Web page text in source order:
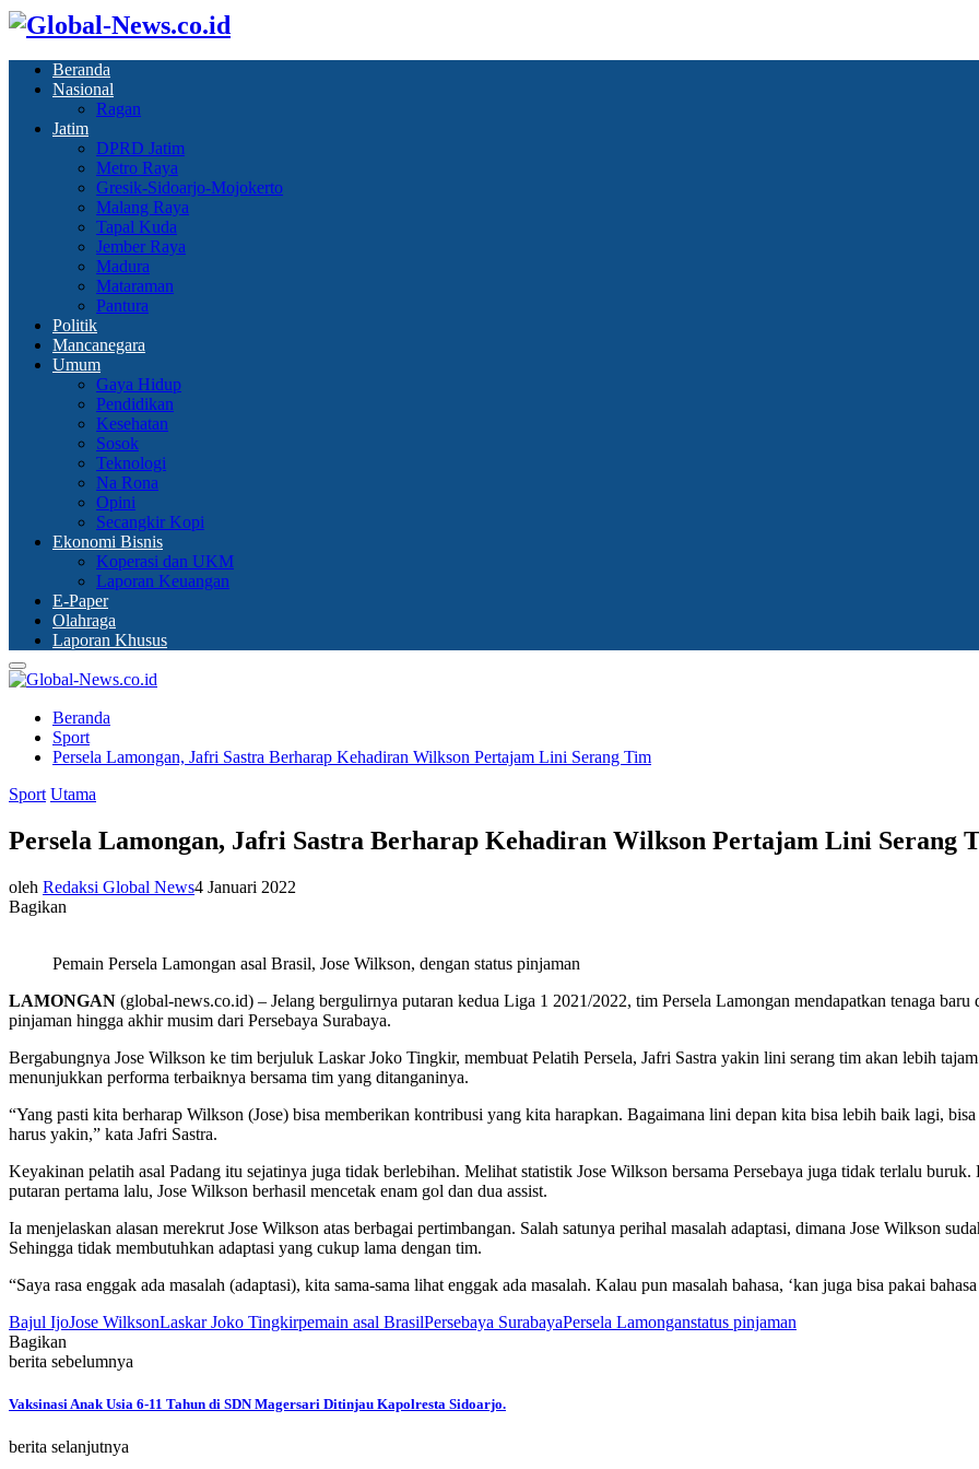
Beranda
Nasional
Ragan
Jatim
DPRD Jatim
Metro Raya
Gresik-Sidoarjo-Mojokerto
Malang Raya
Tapal Kuda
Jember Raya
Madura
Mataraman
Pantura
Politik
Mancanegara
Umum
Gaya Hidup
Pendidikan
Kesehatan
Sosok
Teknologi
Na Rona
Opini
Secangkir Kopi
Ekonomi Bisnis
Koperasi dan UKM
Laporan Keuangan
E-Paper
Olahraga
Laporan Khusus
Primary
Menu
Beranda
Sport
Persela Lamongan, Jafri Sastra Berharap Kehadiran Wilkson Pertajam Lini Serang Tim
Sport Utama
Persela Lamongan, Jafri Sastra Berharap Kehadiran Wilkson Pertajam Lini Serang
oleh Redaksi Global News4 Januari 2022
Bagikan
Pemain Persela Lamongan asal Brasil, Jose Wilkson, dengan status pinjaman
LAMONGAN (global-news.co.id) – Jelang bergulirnya putaran kedua Liga 1 2021/2022, tim Persela Lamongan mendapatkan tenaga
pinjaman hingga akhir musim dari Persebaya Surabaya.
Bergabungnya Jose Wilkson ke tim berjuluk Laskar Joko Tingkir, membuat Pelatih Persela, Jafri Sastra yakin lini serang tim akan lebih
menunjukkan performa terbaiknya bersama tim yang ditanganinya.
“Yang pasti kita berharap Wilkson (Jose) bisa memberikan kontribusi yang kita harapkan. Bagaimana lini depan kita bisa lebih baik lagi,
harus yakin,” kata Jafri Sastra.
Keyakinan pelatih asal Padang itu sejatinya juga tidak berlebihan. Melihat statistik Jose Wilkson bersama Persebaya juga tidak terlalu
putaran pertama lalu, Jose Wilkson berhasil mencetak enam gol dan dua assist.
Ia menjelaskan alasan merekrut Jose Wilkson atas berbagai pertimbangan. Salah satunya perihal masalah adaptasi, dimana Jose Wilkson
Sehingga tidak membutuhkan adaptasi yang cukup lama dengan tim.
“Saya rasa enggak ada masalah (adaptasi), kita sama-sama lihat enggak ada masalah. Kalau pun masalah bahasa, ‘kan juga bisa pakai
Bajul IjoJose WilksonLaskar Joko Tingkirpemain asal BrasilPersebaya SurabayaPersela Lamonganstatus pinjaman
Bagikan
berita sebelumnya
Vaksinasi Anak Usia 6-11 Tahun di SDN Magersari Ditinjau Kapolresta Sidoarjo.
berita selanjutnya